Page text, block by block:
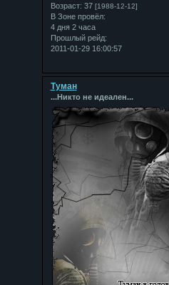
Возраст: 37 [1988-12-12]
В Зоне провёл:
4 дня 2 часа
Прошлый рейд:
2011-01-29 16:00:57
Туман
...Никто не идеален...